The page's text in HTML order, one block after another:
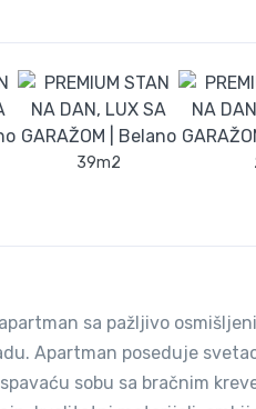
39m2
sa pažljivo
Apartman poseduje
sobu sa bračnim